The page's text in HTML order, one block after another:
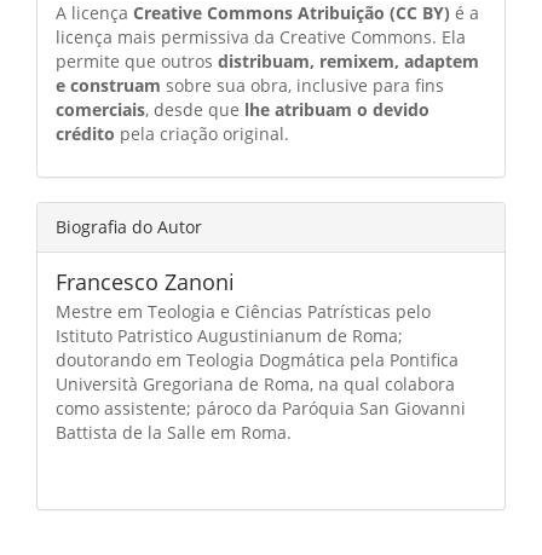
A licença Creative Commons Atribuição (CC BY) é a
licença mais permissiva da Creative Commons. Ela
permite que outros distribuam, remixem, adaptem
e construam sobre sua obra, inclusive para fins
comerciais, desde que lhe atribuam o devido
crédito pela criação original.
Biografia do Autor
Francesco Zanoni
Mestre em Teologia e Ciências Patrísticas pelo
Istituto Patristico Augustinianum de Roma;
doutorando em Teologia Dogmática pela Pontifica
Università Gregoriana de Roma, na qual colabora
como assistente; pároco da Paróquia San Giovanni
Battista de la Salle em Roma.